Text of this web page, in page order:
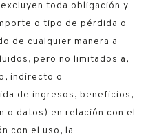
toda obligación y
o tipo de pérdida o
de cualquier manera a
pero no limitados a,
indirecto o
de ingresos, beneficios,
o datos) en relación con el
con el uso, la